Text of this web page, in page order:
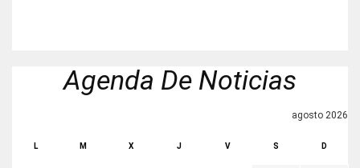
Agenda De Noticias
agosto 2026
L M X J V S D